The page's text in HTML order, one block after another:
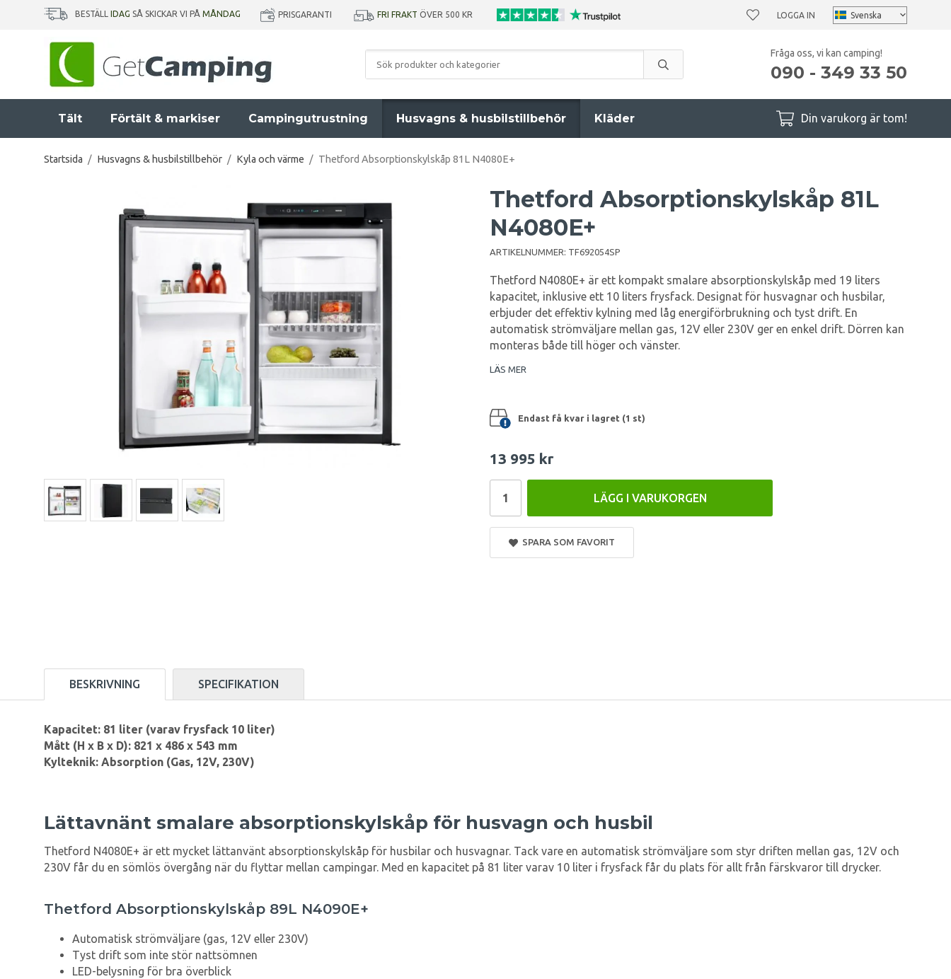
BESTÄLL IDAG SÅ SKICKAR VI PÅ MÅNDAG PRISGARANTI FRI FRAKT ÖVER 500 KR LOGGA IN
Fråga oss, vi kan camping!
090 - 349 33 50
Tält Förtält & markiser Campingutrustning Husvagns & husbilstillbehör Kläder Din varukorg är tom!
Startsida / Husvagns & husbilstillbehör / Kyla och värme / Thetford Absorptionskylskåp 81L N4080E+
Thetford Absorptionskylskåp 81L
N4080E+
ARTIKELNUMMER: TF692054SP
Thetford N4080E+ är ett kompakt smalare absorptionskylskåp med 19 liters
kapacitet, inklusive ett 10 liters frysfack. Designat för husvagnar och husbilar,
erbjuder det effektiv kylning med låg energiförbrukning och tyst drift. En
automatisk strömväljare mellan gas, 12V eller 230V ger en enkel drift. Dörren kan
monteras både till höger och vänster.
LÄS MER
Endast få kvar i lagret (1 st)
13 995 kr
LÄGG I VARUKORGEN
SPARA SOM FAVORIT
BESKRIVNING SPECIFIKATION
Kapacitet: 81 liter (varav frysfack 10 liter)
Mått (H x B x D): 821 x 486 x 543 mm
Kylteknik: Absorption (Gas, 12V, 230V)
Lättavnänt smalare absorptionskylskåp för husvagn och husbil
Thetford N4080E+ är ett mycket lättanvänt absorptionskylskåp för husbilar och husvagnar. Tack vare en automatisk strömväljare som styr driften mellan gas, 12V och
230V får du en sömlös övergång när du flyttar mellan campingar. Med en kapacitet på 81 liter varav 10 liter i frysfack får du plats för allt från färskvaror till drycker.
Thetford Absorptionskylskåp 89L N4090E+
Automatisk strömväljare (gas, 12V eller 230V)
Tyst drift som inte stör nattsömnen
LED-belysning för bra överblick